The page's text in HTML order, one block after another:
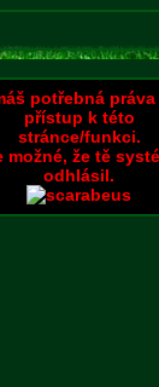
potřebná práva
přístup k této
stránce/funkci.
možné, že tě
odhlásil.